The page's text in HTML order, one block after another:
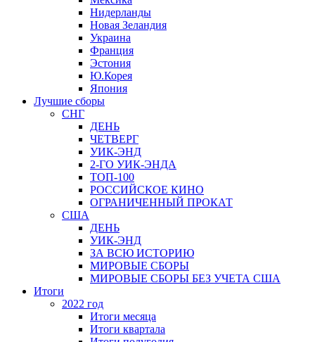
Нидерланды
Новая Зеландия
Украина
Франция
Эстония
Ю.Корея
Япония
Лучшие сборы
СНГ
ДЕНЬ
ЧЕТВЕРГ
УИК-ЭНД
2-ГО УИК-ЭНДА
ТОП-100
РОССИЙСКОЕ КИНО
ОГРАНИЧЕННЫЙ ПРОКАТ
США
ДЕНЬ
УИК-ЭНД
ЗА ВСЮ ИСТОРИЮ
МИРОВЫЕ СБОРЫ
МИРОВЫЕ СБОРЫ БЕЗ УЧЕТА США
Итоги
2022 год
Итоги месяца
Итоги квартала